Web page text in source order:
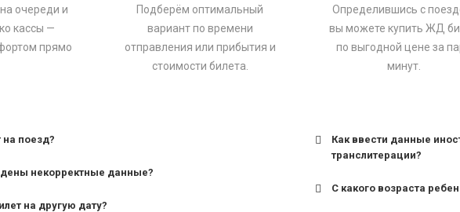
очереди и
кассы —
прямо
Подберём оптимальный
вариант по времени
отправления или прибытия и
стоимости билета.
Определившись с
вы можете купить ЖД
по выгодной цене за
минут.
на поезд?
некорректные данные?
на другую дату?
Как ввести данные
транслитерации?
С какого возраста